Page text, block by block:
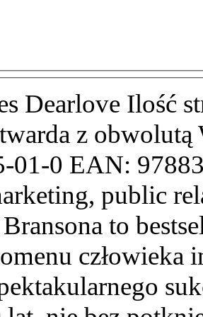
Dearlove Ilość
z
EAN: 9788361225010
public relations,
to
człowieka